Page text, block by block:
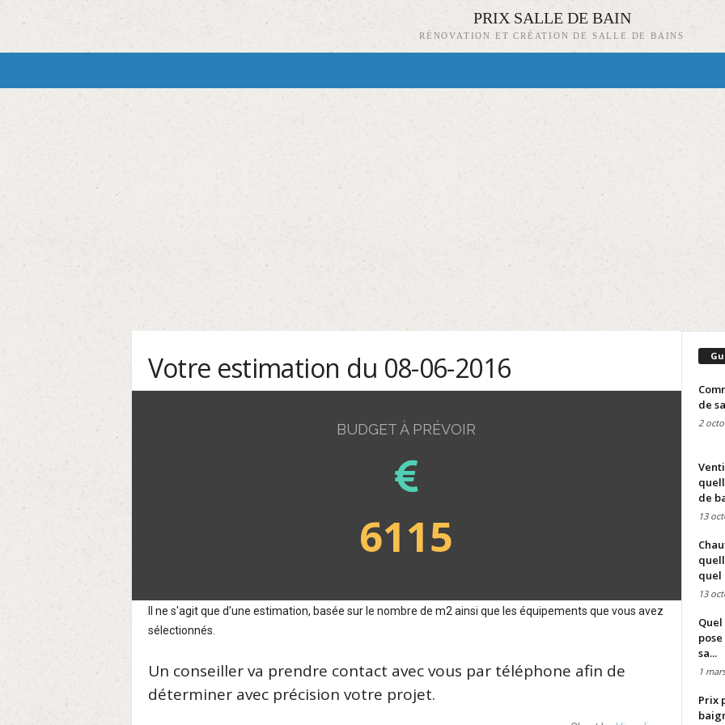
PRIX SALLE DE BAIN
RÉNOVATION ET CRÉATION DE SALLE DE BAINS
Votre estimation du 08-06-2016
BUDGET À PRÉVOIR
6115
Il ne s'agit que d'une estimation, basée sur le nombre de m2 ainsi que les équipements que vous avez
sélectionnés.
Un conseiller va prendre contact avec vous par téléphone afin de
déterminer avec précision votre projet.
de
2
de
13
quel
13
sa...
1
Prix